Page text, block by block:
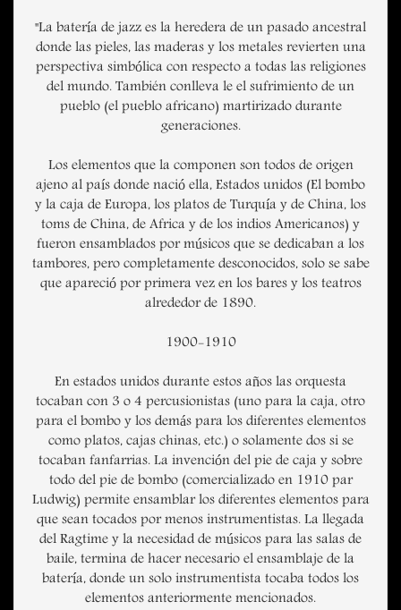
"La batería de jazz es la heredera de un pasado ancestral
donde las pieles, las maderas y los metales revierten una
perspectiva simbólica con respecto a todas las religiones
del mundo. También conlleva le el sufrimiento de un
pueblo (el pueblo africano) martirizado durante
generaciones.
Los elementos que la componen son todos de origen
ajeno al país donde nació ella, Estados unidos (El bombo
y la caja de Europa, los platos de Turquía y de China, los
toms de China, de Africa y de los indios Americanos) y
fueron ensamblados por músicos que se dedicaban a los
tambores, pero completamente desconocidos, solo se sabe
que apareció por primera vez en los bares y los teatros
alrededor de 1890.
1900-1910
En estados unidos durante estos años las orquesta
tocaban con 3 o 4 percusionistas (uno para la caja, otro
para el bombo y los demás para los diferentes elementos
como platos, cajas chinas, etc.) o solamente dos si se
tocaban fanfarrias. La invención del pie de caja y sobre
todo del pie de bombo (comercializado en 1910 par
Ludwig) permite ensamblar los diferentes elementos para
que sean tocados por menos instrumentistas. La llegada
del Ragtime y la necesidad de músicos para las salas de
baile, termina de hacer necesario el ensamblaje de la
batería, donde un solo instrumentista tocaba todos los
elementos anteriormente mencionados.